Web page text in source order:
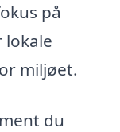
på
miljøet.
du